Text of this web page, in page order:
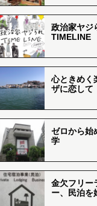
政治家ヤジ
TIMELINE
心ときめく
ザに恋して
ゼロから始
学
金欠フリー
ー、民泊を